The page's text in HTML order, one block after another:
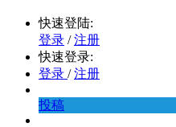
快速登陆:
登录 / 注册
快速登录:
登录 / 注册
投稿